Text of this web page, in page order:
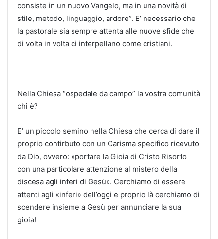
consiste in un nuovo Vangelo, ma in una novità di
stile, metodo, linguaggio, ardore”. E’ necessario che
la pastorale sia sempre attenta alle nuove sfide che
di volta in volta ci interpellano come cristiani.
Nella Chiesa “ospedale da campo” la vostra comunità
chi è?
E’ un piccolo semino nella Chiesa che cerca di dare il
proprio contirbuto con un Carisma specifico ricevuto
da Dio, ovvero: «portare la Gioia di Cristo Risorto
con una particolare attenzione al mistero della
discesa agli inferi di Gesù». Cerchiamo di essere
attenti agli «inferi» dell’oggi e proprio là cerchiamo di
scendere insieme a Gesù per annunciare la sua
gioia!